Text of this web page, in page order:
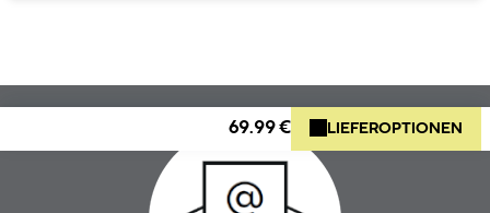
69.99 € LIEFEROPTIONEN